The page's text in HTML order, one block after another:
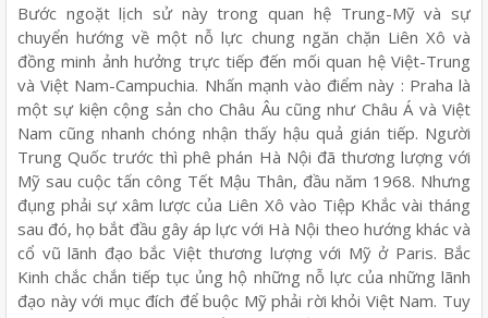
Bước ngoặt lịch sử này trong quan hệ Trung-Mỹ và sự
chuyển hướng về một nỗ lực chung ngăn chặn Liên Xô và
đồng minh ảnh hưởng trực tiếp đến mối quan hệ Việt-Trung
và Việt Nam-Campuchia. Nhấn mạnh vào điểm này : Praha là
một sự kiện cộng sản cho Châu Âu cũng như Châu Á và Việt
Nam cũng nhanh chóng nhận thấy hậu quả gián tiếp. Người
Trung Quốc trước thì phê phán Hà Nội đã thương lượng với
Mỹ sau cuộc tấn công Tết Mậu Thân, đầu năm 1968. Nhưng
đụng phải sự xâm lược của Liên Xô vào Tiệp Khắc vài tháng
sau đó, họ bắt đầu gây áp lực với Hà Nội theo hướng khác và
cổ vũ lãnh đạo bắc Việt thương lượng với Mỹ ở Paris. Bắc
Kinh chắc chắn tiếp tục ủng hộ những nỗ lực của những lãnh
đạo này với mục đích để buộc Mỹ phải rời khỏi Việt Nam. Tuy